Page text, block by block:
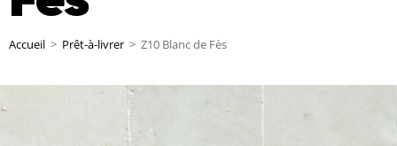
Accueil > Prêt-à-livrer > Z10 Blanc de Fès